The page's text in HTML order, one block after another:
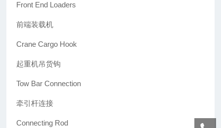
Front End Loaders
前端装载机
Crane Cargo Hook
起重机吊货钩
Tow Bar Connection
牵引杆连接
Connecting Rod